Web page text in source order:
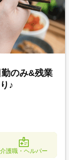
のみ&残業
♪
介護職・ヘルパー